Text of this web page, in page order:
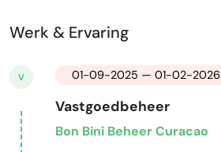
Werk & Ervaring
V 01-09-2025 — 01-02-2026
Vastgoedbeheer
Bon Bini Beheer Curacao